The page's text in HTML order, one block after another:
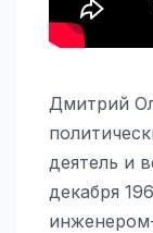
Дмитрий
деятель и
декабря